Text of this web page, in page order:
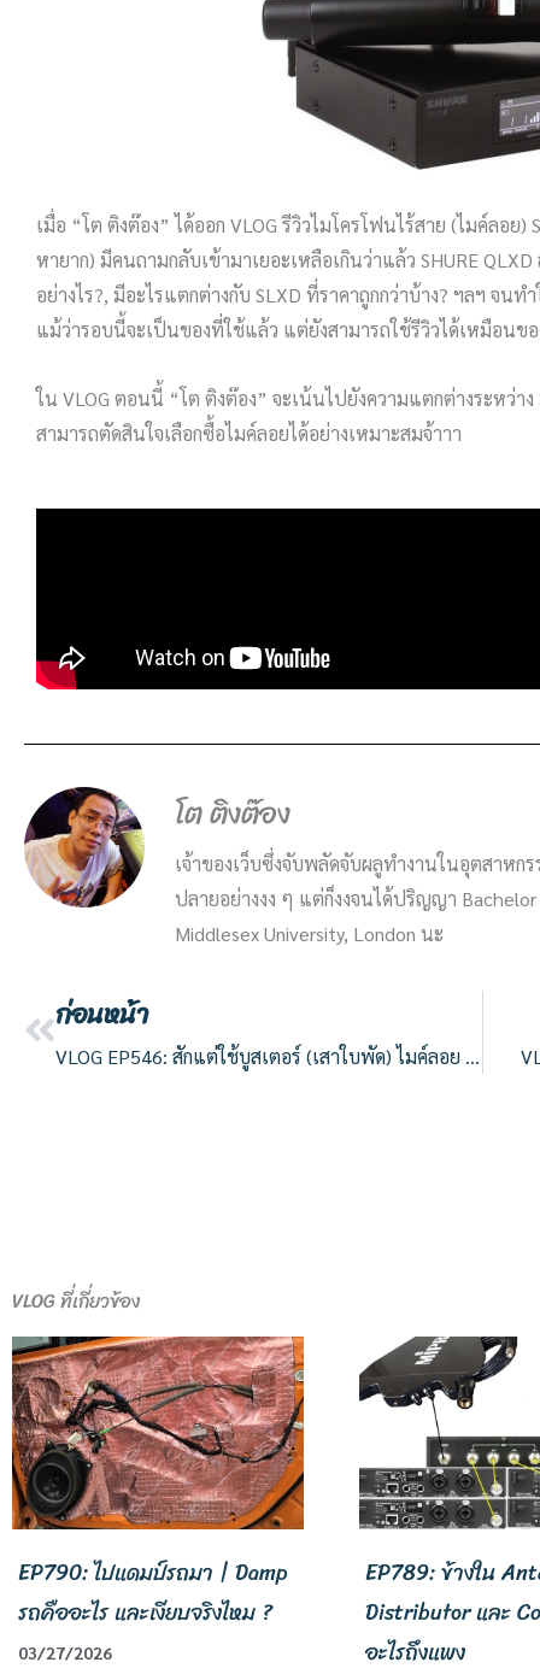
เมื่อ “โต ติงต๊อง” ได้ออก VLOG รีวิวไมโครโฟนไร้สาย (ไมค์ลอย
หายาก) มีคนถามกลับเข้ามาเยอะเหลือเกินว่าแล้ว SHURE
อย่างไร?, มีอะไรแตกต่างกับ SLXD ที่ราคาถูกกว่าบ้าง? ฯลฯ จน
แม้ว่ารอบนี้จะเป็นของที่ใช้แล้ว แต่ยังสามารถใช้รีวิวได้เหมือนข
ใน VLOG ตอนนี้ “โต ติงต๊อง” จะเน้นไปยังความแตกต่างระหว่า
สามารถตัดสินใจเลือกซื้อไมค์ลอยได้อย่างเหมาะสมจ้าาา
โต ติงต๊อง
เจ้าของเว็บซึ่งจับพลัดจับผลูทำงานในอุตสาหก
ปลายอย่างงง ๆ แต่ก็งงจนได้ปริญญา
Middlesex University, London นะ
Prevก่อนหน้า
VLOG EP546: สักแต่ใช้บูสเตอร์ (เสาใบพัด) ไมค์ลอย อาจฉิบหายได้!
VLOG ที่เกี่ยวข้อง
EP790: ไปแดมป์รถมา | Damp
รถคืออะไร และเงียบจริงไหม ?
03/27/2026
EP789: ข้างใน
Distributor และ
อะไรถึงแพง